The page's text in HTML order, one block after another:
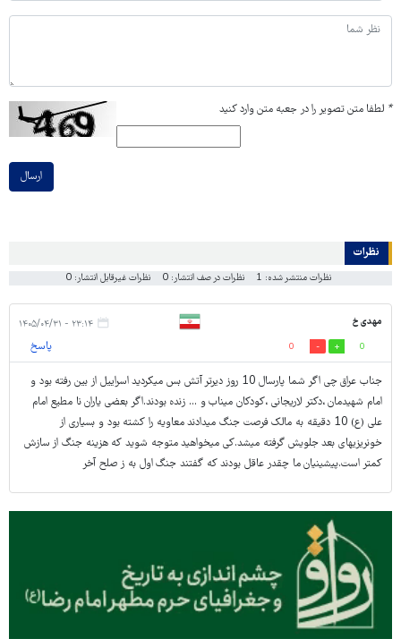
* لطفا متن تصویر را در جعبه متن وارد کنید
ارسال
نظرات
نظرات منتشر شده: 1 نظرات در صف انتشار: 0 نظرات غیرقابل انتشار: 0
مهدی خ ۲۳:۱۴ - ۱۴۰۵/۰۴/۳۱
0
0 پاسخ
جناب عراق چی اگر شما پارسال 10 روز دیرتر آتش بس میکردید اسراییل از بین رفته بود و
امام شهیدمان ،دکتر لاریجانی ،کودکان میناب و ... زنده بودند.اگر بعضی یاران نا مطیع امام
علی (ع) 10 دقیقه به مالک فرصت جنگ میدادند معاویه را کشته بود و بسیاری از
خونریزیهای بعد جلویش گرفته میشد.کی میخواهید متوجه شوید که هزینه جنگ از سازش
کمتر است.پیشینیان ما چقدر عاقل بودند که گفتند جنگ اول به ز صلح آخر